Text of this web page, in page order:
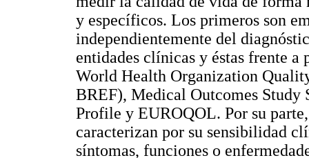
y específicos. Los primeros son
independientemente del
entidades clínicas y éstas frente a
World Health Organization
BREF), Medical Outcomes Study
Profile y EUROQOL. Por su
caracterizan por su sensibilidad
síntomas, funciones o